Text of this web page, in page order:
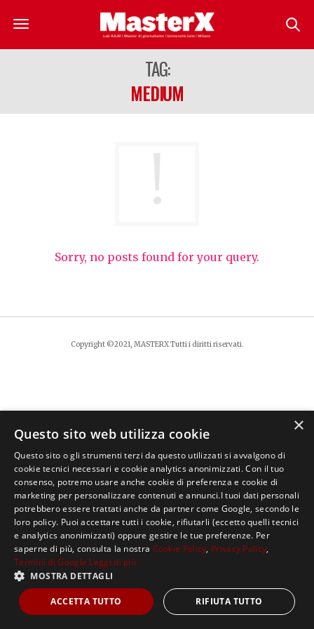
TAG:
MEDIUM
Sorry, no posts found for your query.
Copyright ©2021, MASTERX Tutti i diritti riservati.
×
Questo sito web utilizza cookie
Questo sito o gli strumenti terzi da questo utilizzati si avvalgono di
cookie tecnici necessari e cookie analytics anonimizzati. Con il tuo
consenso, potremo usare anche cookie di preferenza e cookie di
marketing per personalizzare contenuti e annunci.I tuoi dati personali
potrebbero essere trattati anche da partner come Google, secondo le
loro policy. Puoi accettare tutti i cookie, rifiutarli (eccetto quelli tecnici
e analytics anonimizzati) oppure gestire le tue preferenze. Per
saperne di più, consulta la nostra Cookie Policy, Privacy Policy,
Termini di Google Leggi di più
MOSTRA DETTAGLI
ACCETTA TUTTO RIFIUTA TUTTO